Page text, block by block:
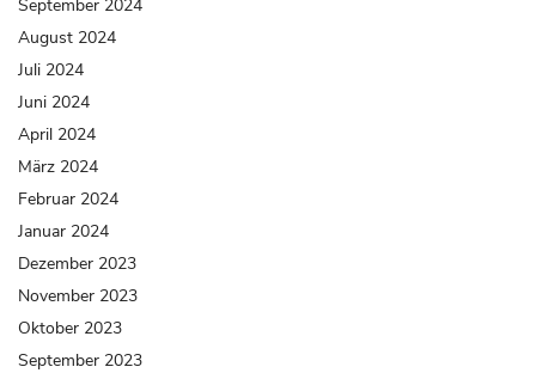
September 2024
August 2024
Juli 2024
Juni 2024
April 2024
März 2024
Februar 2024
Januar 2024
Dezember 2023
November 2023
Oktober 2023
September 2023